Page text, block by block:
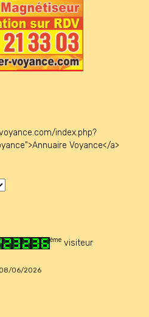
index.php?
Voyance</a>
èmevisiteur
08/06/2026